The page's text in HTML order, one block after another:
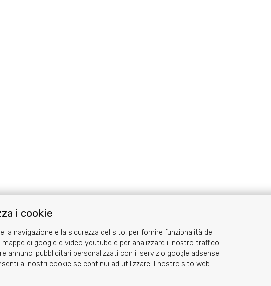
segreteria@caitorino.it
i cookie
la navigazione e la sicurezza del sito, per fornire funzionalità dei
di google e video youtube e per analizzare il nostro traffico.
annunci pubblicitari personalizzati con il servizio google adsense
ai nostri cookie se continui ad utilizzare il nostro sito web.